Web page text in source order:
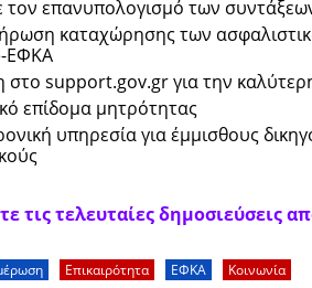
τον επανυπολογισμό των
καταχώρησης των
ΕΦΚΑ
στο support.gov.gr για την
επίδομα μητρότητας
υπηρεσία για έμμισθους
τις τελευταίες δημοσιεύσεις
Επικαιρότητα ΕΦΚΑ Κοινωνία